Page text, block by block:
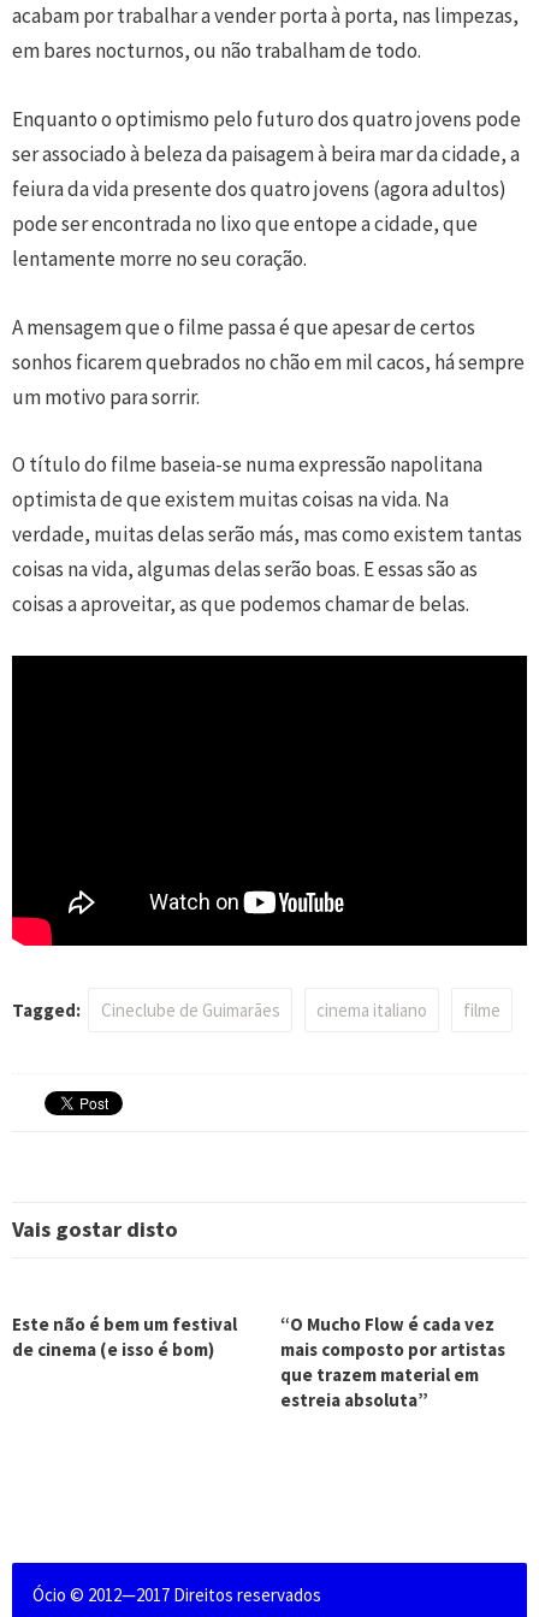
acabam por trabalhar a vender porta à porta, nas limpezas,
em bares nocturnos, ou não trabalham de todo.
Enquanto o optimismo pelo futuro dos quatro jovens pode
ser associado à beleza da paisagem à beira mar da cidade, a
feiura da vida presente dos quatro jovens (agora adultos)
pode ser encontrada no lixo que entope a cidade, que
lentamente morre no seu coração.
A mensagem que o filme passa é que apesar de certos
sonhos ficarem quebrados no chão em mil cacos, há sempre
um motivo para sorrir.
O título do filme baseia-se numa expressão napolitana
optimista de que existem muitas coisas na vida. Na
verdade, muitas delas serão más, mas como existem tantas
coisas na vida, algumas delas serão boas. E essas são as
coisas a aproveitar, as que podemos chamar de belas.
Tagged: Cineclube de Guimarães cinema italiano filme
Vais gostar disto
Este não é bem um festival
de cinema (e isso é bom)
“O Mucho Flow é cada vez
mais composto por artistas
que trazem material em
estreia absoluta”
Ócio © 2012—2017 Direitos reservados